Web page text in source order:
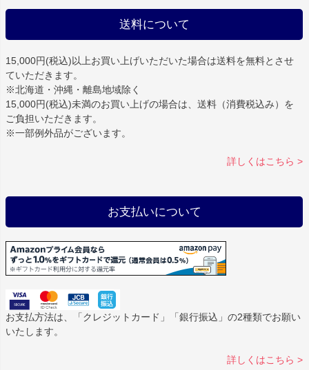
送料について
15,000円(税込)以上お買い上げいただいた場合は送料を無料とさせ
ていただきます。
※北海道・沖縄・離島地域除く
15,000円(税込)未満のお買い上げの場合は、送料（消費税込み）を
ご負担いただきます。
※一部例外品がございます。
詳しくはこちら >
お支払いについて
お支払方法は、「クレジットカード」「銀行振込」の2種類でお願い
いたします。
詳しくはこちら >